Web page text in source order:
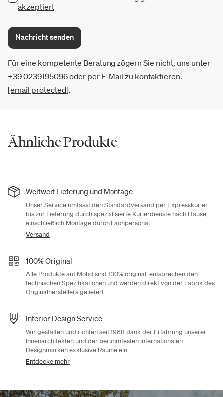
akzeptiert
Nachricht senden
Für eine kompetente Beratung zögern Sie nicht, uns unter
+39 0239195096 oder per E-Mail zu kontaktieren.
[email protected].
Ähnliche Produkte
Weltweit Lieferung und Montage
Unser Service umfasst den Standardversand per Expresskurier
bis zur Lieferung durch spezialisierte Kurierdienste nach Hause,
einschließlich Montage durch Fachpersonal.
Versand
100% Original
Alle Produkte auf Mohd sind 100% original, entsprechen den
technischen Spezifikationen und werden direkt von der Fabrik des
Originalherstellers geliefert.
Interior Design Service
Wir gestalten und richten seit 1968 dank der Erfahrung unserer
Innenarchitekten und der berühmtesten internationalen
Designmarken exklusive Räume ein.
Entdecke mehr